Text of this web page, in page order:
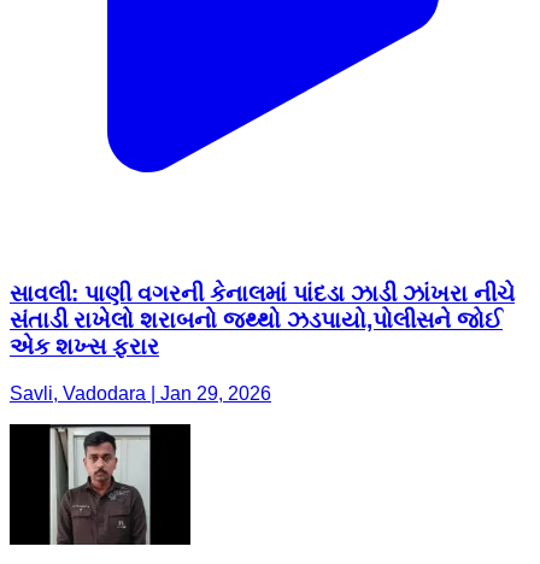
સાવલી: પાણી વગરની કેનાલમાં પાંદડા ઝાડી ઝાંખરા નીચે
સંતાડી રાખેલો શરાબનો જથ્થો ઝડપાયો,પોલીસને જોઈ
એક શખ્સ ફરાર
Savli, Vadodara | Jan 29, 2026